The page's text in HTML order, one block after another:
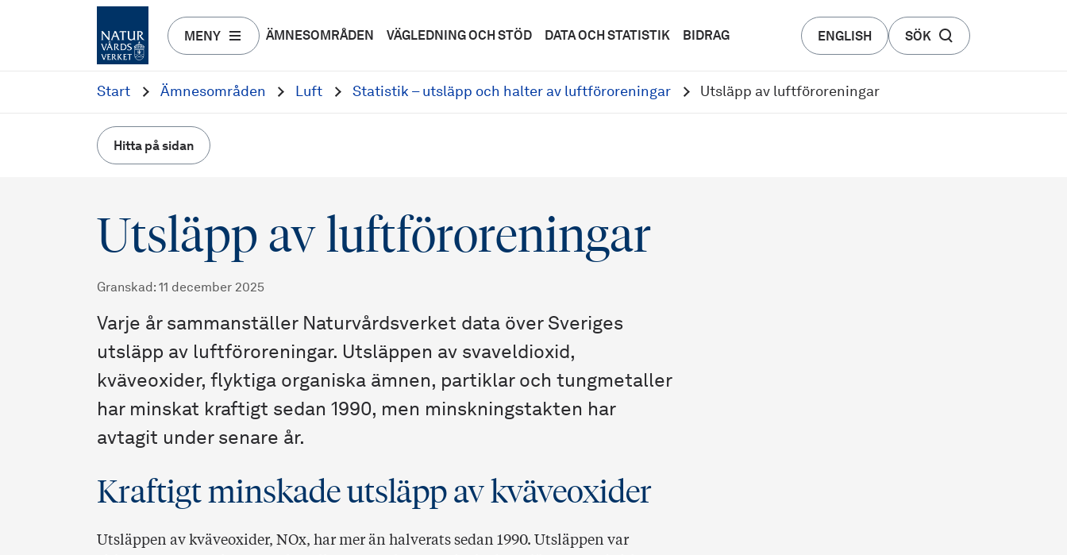
MENY ÄMNESOMRÅDEN VÄGLEDNING OCH STÖD DATA OCH STATISTIK BIDRAG ENGLISH SÖK
Start Ämnesområden Luft Statistik – utsläpp och halter av luftföroreningar Utsläpp av luftföroreningar
Hitta på sidan
Utsläpp av luftföroreningar
Granskad : 11 december 2025
Varje år sammanställer Naturvårdsverket data över Sveriges
utsläpp av luftföroreningar. Utsläppen av svaveldioxid,
kväveoxider, flyktiga organiska ämnen, partiklar och tungmetaller
har minskat kraftigt sedan 1990, men minskningstakten har
avtagit under senare år.
Kraftigt minskade utsläpp av kväveoxider
Utsläppen av kväveoxider, NOx, har mer än halverats sedan 1990. Utsläppen var